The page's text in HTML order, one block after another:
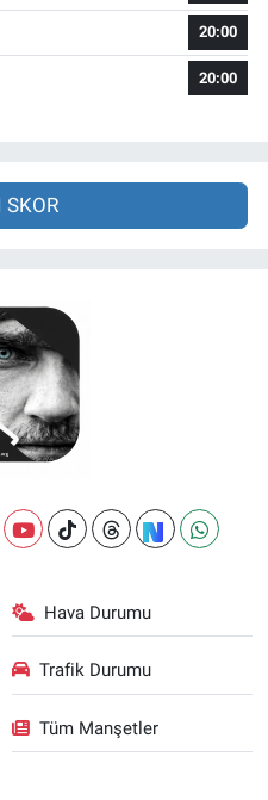
20:00
20:00
SKOR
Hava Durumu
Trafik Durumu
Tüm Manşetler